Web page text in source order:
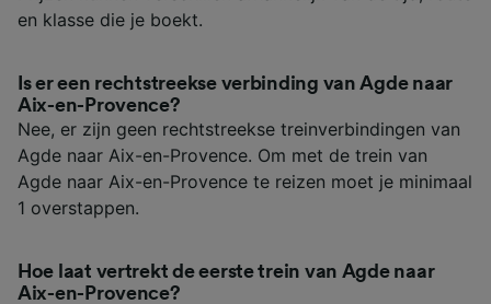
en klasse die je boekt.
Is er een rechtstreekse verbinding van Agde naar
Aix-en-Provence?
Nee, er zijn geen rechtstreekse treinverbindingen van
Agde naar Aix-en-Provence. Om met de trein van
Agde naar Aix-en-Provence te reizen moet je minimaal
1 overstappen.
Hoe laat vertrekt de eerste trein van Agde naar
Aix-en-Provence?